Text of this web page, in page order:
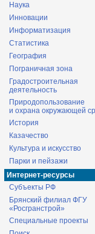
Наука
Инновации
Информатизация
Статистика
География
Пограничная зона
Градостроительная
деятельность
Природопользование
и охрана окружающей
История
Казачество
Культура и искусство
Парки и пейзажи
Интернет-ресурсы
Субъекты РФ
Брянский филиал ФГУ
«Росгранстрой»
Специальные проекты